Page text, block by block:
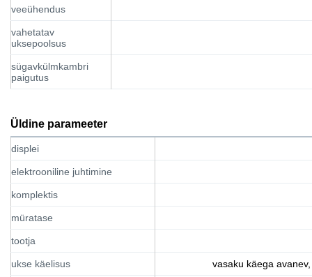
veeühendus
vahetatav
uksepoolsus
sügavkülmkambri
paigutus
Üldine parameeter
displei
elektrooniline juhtimine
komplektis
müratase
tootja
ukse käelisus vasaku käega